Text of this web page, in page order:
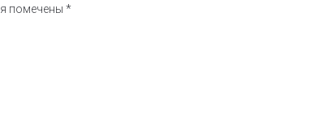
помечены *